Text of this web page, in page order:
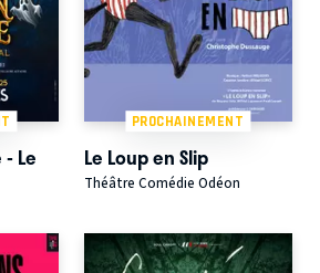
Le
PROCHAINEMENT
Le Loup en Slip
Théâtre Comédie Odéon